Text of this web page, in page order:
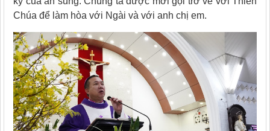
Chúa để làm hòa với Ngài và với anh chị em.